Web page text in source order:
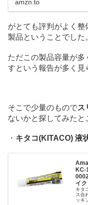
amzn.to
がとても評判がよく
製品ということでした
ただこの製品容量が多
すという報告が多く見
そこで少量のものでス
ないかと探してみたと
・ キタコ(KITACO) 液
KC-
イク
キタ
ス合
ッキ